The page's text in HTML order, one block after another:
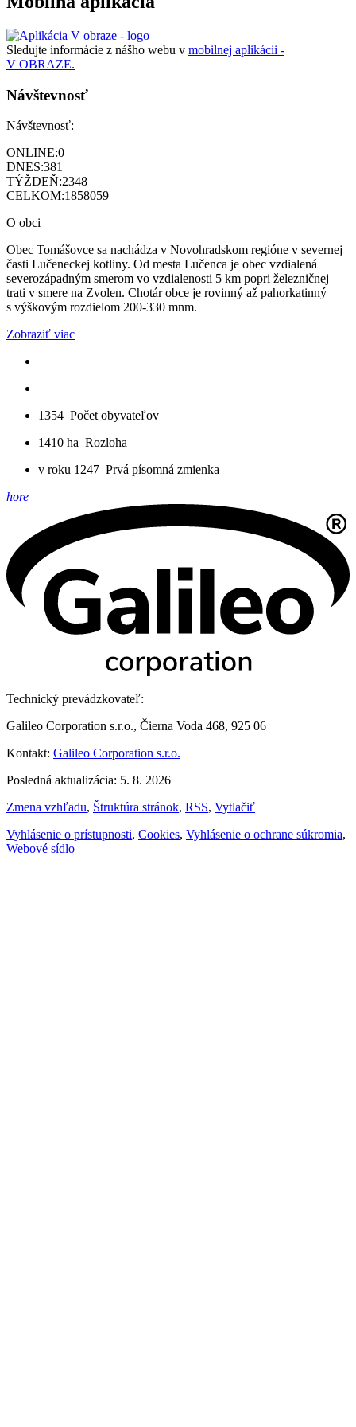
Sledujte informácie z nášho webu v mobilnej aplikácii -
V OBRAZE.
Návštevnosť
Návštevnosť:
ONLINE:0
DNES:381
TÝŽDEŇ:2348
CELKOM:1858059
O obci
Obec Tomášovce sa nachádza v Novohradskom regióne v severnej
časti Lučeneckej kotliny. Od mesta Lučenca je obec vzdialená
severozápadným smerom vo vzdialenosti 5 km popri železničnej
trati v smere na Zvolen. Chotár obce je rovinný až pahorkatinný
s výškovým rozdielom 200-330 mnm.
Zobraziť viac
1354 Počet obyvateľov
1410 ha Rozloha
v roku 1247 Prvá písomná zmienka
hore
Technický prevádzkovateľ:
Galileo Corporation s.r.o., Čierna Voda 468, 925 06
Kontakt: Galileo Corporation s.r.o.
Posledná aktualizácia: 5. 8. 2026
Zmena vzhľadu, Štruktúra stránok, RSS, Vytlačiť
Vyhlásenie o prístupnosti, Cookies, Vyhlásenie o ochrane súkromia,
Webové sídlo